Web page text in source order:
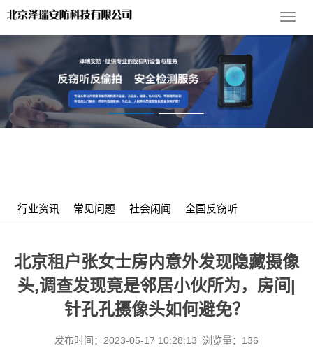
导
菜
行业资讯 常见问题 社会闲闻 全国反窃听
北京租户张女士房内意外发现隐藏摄像
头,调查发现竟是邻居小伙所为，房间|
针孔孔摄像头如何避免？
发布时间：2023-05-17 10:28:13 浏览量：136